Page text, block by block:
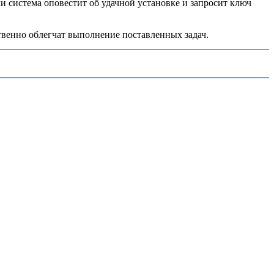
оповестит об удачной установке и запросит ключ
облегчат выполнение поставленных задач.